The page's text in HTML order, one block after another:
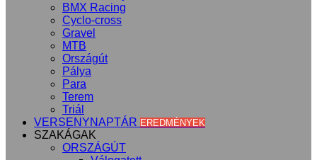
BMX Racing
Cyclo-cross
Gravel
MTB
Országút
Pálya
Para
Terem
Triál
VERSENYNAPTÁR EREDMÉNYEK
SZAKÁGAK
ORSZÁGÚT